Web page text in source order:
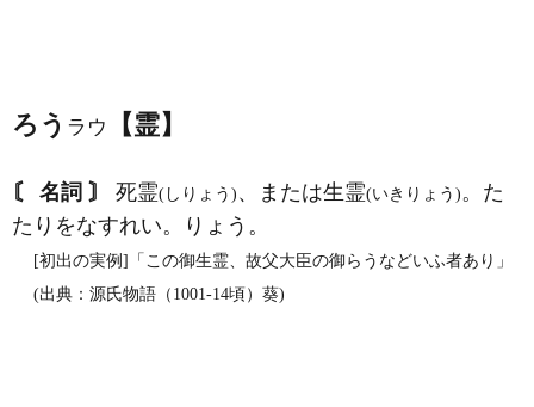
ろう ラウ 【霊】
〘 名詞 〙 死霊(しりょう)、または生霊(いきりょう)。た
たりをなすれい。りょう。
[初出の実例]「この御生霊、故父大臣の御らうなどいふ者あり」
(出典：源氏物語（1001‐14頃）葵)